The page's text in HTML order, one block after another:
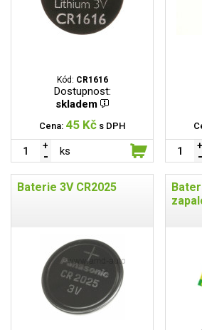
Kód: CR1616
Dostupnost:
skladem
Cena: 45 Kč s DPH
ks
Baterie 3V CR2025